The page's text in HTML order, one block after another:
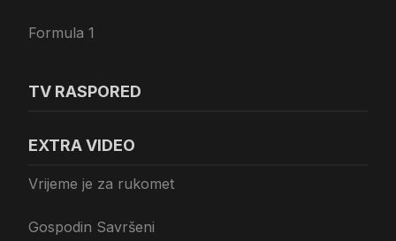
Formula 1
TV RASPORED
EXTRA VIDEO
Vrijeme je za rukomet
Gospodin Savršeni